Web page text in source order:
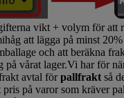
vikt + volym för att
att lägga på minst
och att beräkna
på vårat lager.Vi har för
avtal förpallfrakt så
pris på varor som kräver